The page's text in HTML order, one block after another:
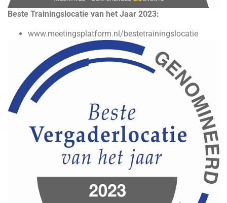
Beste Trainingslocatie van het Jaar 2023:
www.meetingsplatform.nl/bestetrainingslocatie